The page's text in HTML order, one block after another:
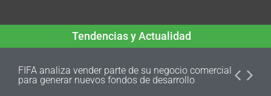
Tendencias y Actualidad
FIFA analiza vender parte de su negocio comercial
para generar nuevos fondos de desarrollo